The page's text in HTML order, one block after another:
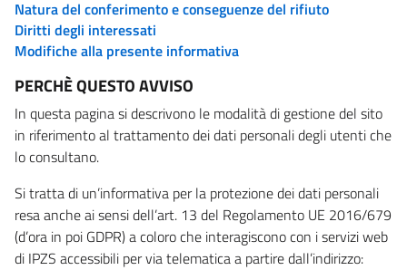
Natura del conferimento e conseguenze del rifiuto
Diritti degli interessati
Modifiche alla presente informativa
PERCHÈ QUESTO AVVISO
In questa pagina si descrivono le modalità di gestione del sito
in riferimento al trattamento dei dati personali degli utenti che
lo consultano.
Si tratta di un’informativa per la protezione dei dati personali
resa anche ai sensi dell’art. 13 del Regolamento UE 2016/679
(d’ora in poi GDPR) a coloro che interagiscono con i servizi web
di IPZS accessibili per via telematica a partire dall’indirizzo: